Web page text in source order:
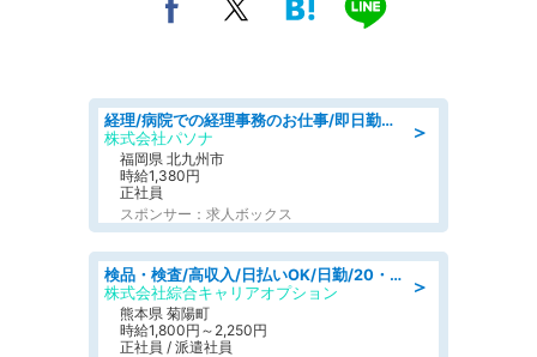
＞
経理/病院での経理事務のお仕事/即日勤務可/車通勤可/経理/一般事務
株式会社パソナ
福岡県 北九州市
時給1,380円
正社員
スポンサー：求人ボックス
＞
検品・検査/高収入/日払いOK/日勤/20・30・40代活躍中/製造 工場
株式会社綜合キャリアオプション
熊本県 菊陽町
時給1,800円～2,250円
正社員 / 派遣社員